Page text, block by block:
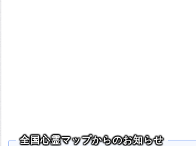
全国心霊マップからのお知らせ